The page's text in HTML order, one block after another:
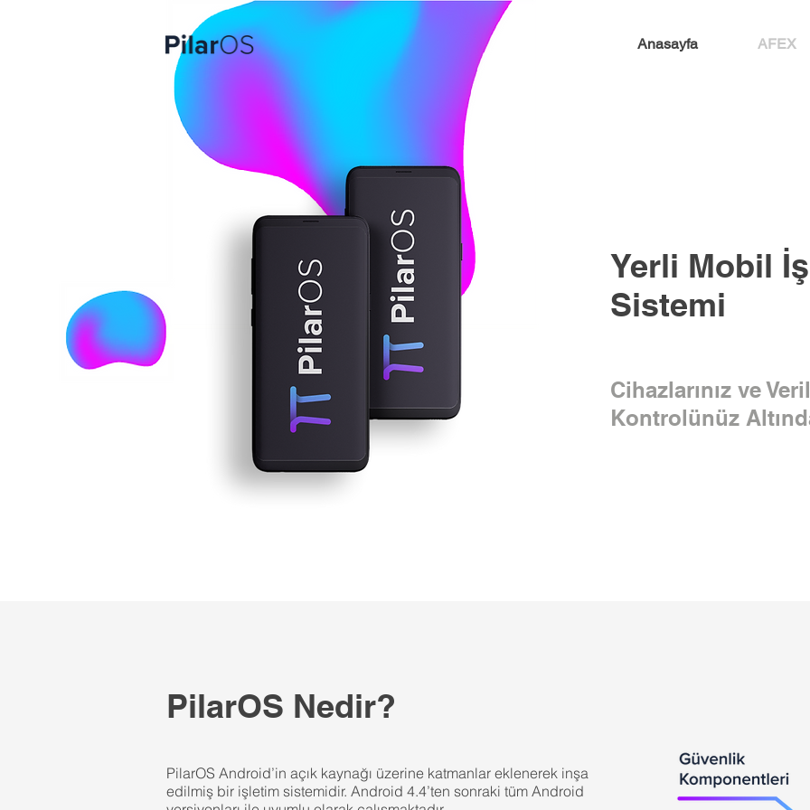
Anasayfa AFEX
Yerli Mobil
Sistemi
Cihazlarınız ve
Kontrolünüz
PilarOS Nedir?
PilarOS Android’in açık kaynağı üzerine katmanlar eklenerek inşa
edilmiş bir işletim sistemidir. Android 4.4’ten sonraki tüm Android